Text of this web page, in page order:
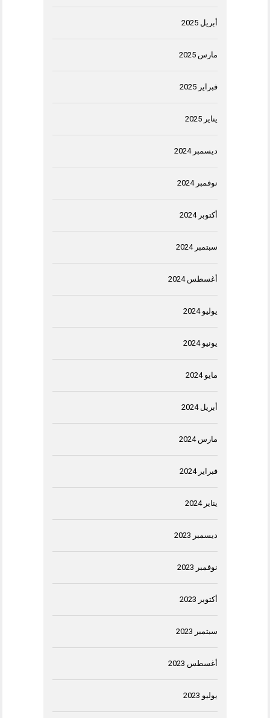
أبريل 2025
مارس 2025
فبراير 2025
يناير 2025
ديسمبر 2024
نوفمبر 2024
أكتوبر 2024
سبتمبر 2024
أغسطس 2024
يوليو 2024
يونيو 2024
مايو 2024
أبريل 2024
مارس 2024
فبراير 2024
يناير 2024
ديسمبر 2023
نوفمبر 2023
أكتوبر 2023
سبتمبر 2023
أغسطس 2023
يوليو 2023